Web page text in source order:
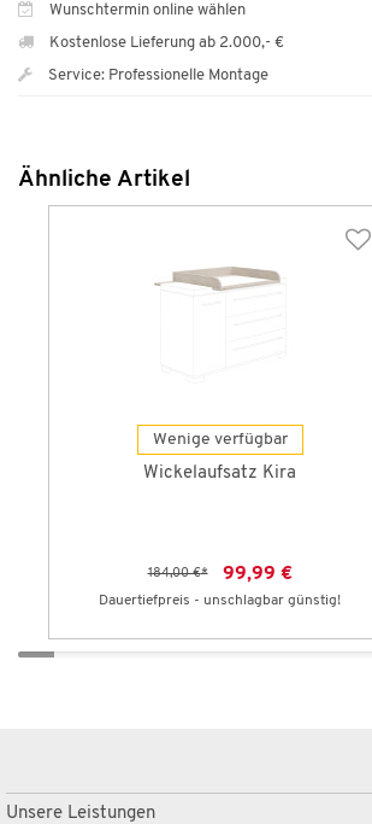
Wunschtermin online wählen
Kostenlose Lieferung ab 2.000,- €
Service: Professionelle Montage
Ähnliche Artikel
Wenige verfügbar
Wickelaufsatz Kira
184,00 €* 99,99 €
Dauertiefpreis - unschlagbar günstig!
Unsere Leistungen